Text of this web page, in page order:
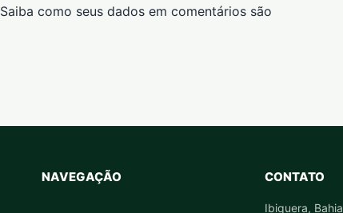
Saiba como seus dados em comentários são
NAVEGAÇÃO CONTATO
Ibiquera, Bahia